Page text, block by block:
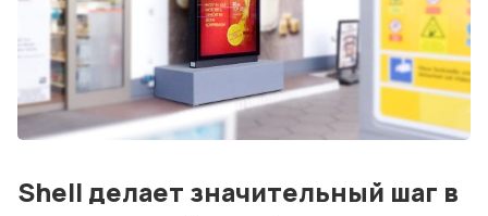
Блог
Контакты
Shell делает значительный шаг в